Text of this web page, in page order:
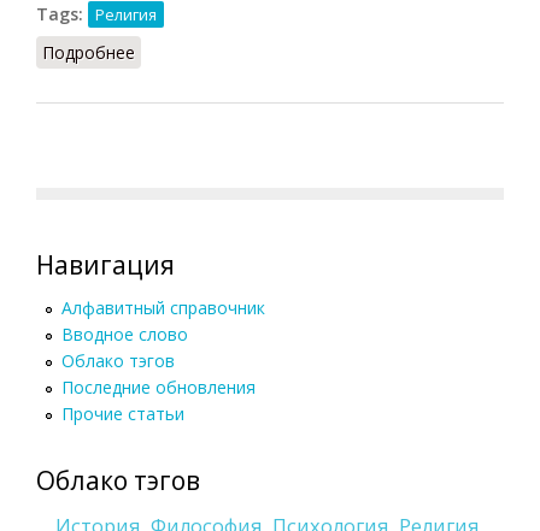
Tags:
Религия
Подробнее
Навигация
Алфавитный справочник
Вводное слово
Облако тэгов
Последние обновления
Прочие статьи
Облако тэгов
История Философия Психология Религия